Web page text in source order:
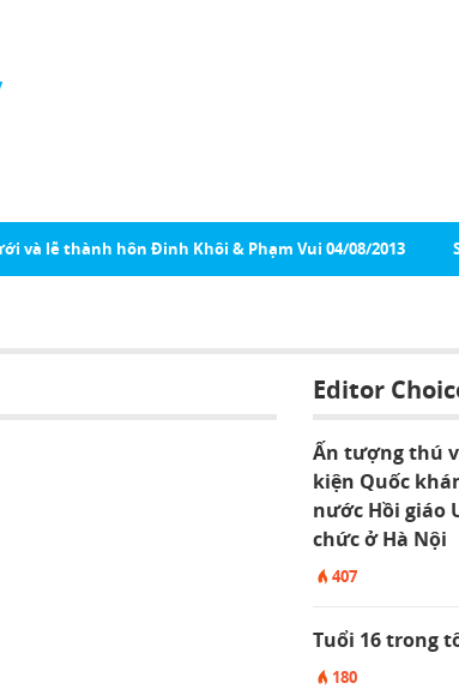
và lễ thành hôn Đinh Khôi & Phạm Vui 04/08/2013
Editor
Ấn tượng thú
kiện Quốc
nước Hồi giáo
chức ở Hà Nội
407
Tuổi 16 trong
180